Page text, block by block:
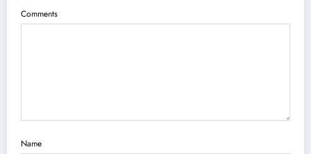
Comments
Name